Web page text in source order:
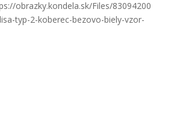
obrazky.kondela.sk/Files/83094200
typ-2-koberec-bezovo-biely-vzor-